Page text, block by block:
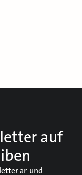
auf
an und